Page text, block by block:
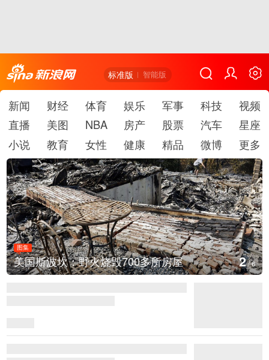
标准版 智能版
新闻 财经 体育 娱乐 军事 科技
视频
直播
美图 NBA 房产 股票 汽车
星座
小说
教育 女性 健康 精品 微博 更多
图集
美国斯波坎：野火烧毁700多所房屋 3/6